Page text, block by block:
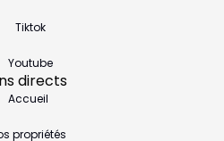
Tiktok
Youtube
directs
Accueil
propriétés